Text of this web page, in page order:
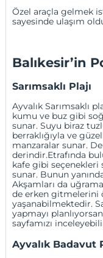
Özel araçla gelmek
sayesinde ulaşım
Balıkesir’in
Sarımsaklı Plajı
Ayvalık Sarımsaklı
kumu ve buz gibi
sunar. Suyu biraz
berraklığıyla ve
manzaralar sunar.
derindir.Etrafında
kafe gibi seçenekleri
sunar. Bunun
Akşamları da
de erken gitmelerini
yaşanabilmektedir.
yapmayı
sayfamızı
Ayvalık Badavut